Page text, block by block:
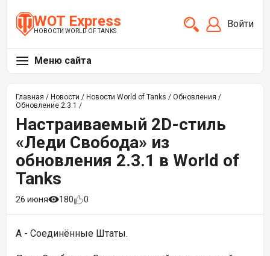
WOT Express
НОВОСТИ WORLD OF TANKS
Войти
Меню сайта
Главная / Новости / Новости World of Tanks / Обновления /
Обновление 2.3.1 /
Настраиваемый 2D-стиль
«Леди Свобода» из
обновления 2.3.1 в World of
Tanks
26 июня 180 0
А - Соединённые Штаты.